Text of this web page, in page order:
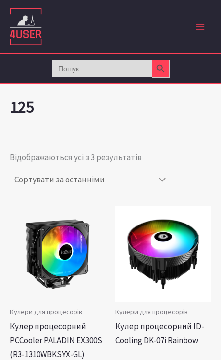
Перейти
вмісту
Search
for:
Search Button
125
Відображаються усі з 3 результатів
Кулери для процесорів
Кулер процесорний
PCCooler PALADIN EX300S
(R3-1310WBKSYX-GL)
Кулери для процесорів
Кулер процесорний ID-
Cooling DK-07i Rainbow